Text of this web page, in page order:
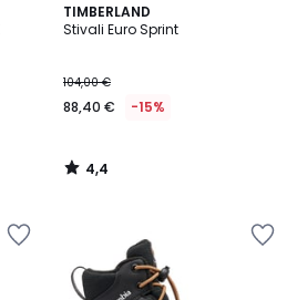
TIMBERLAND
Stivali Euro Sprint
104,00 €
88,40 € -15%
4,4
/ 5
4,4
/